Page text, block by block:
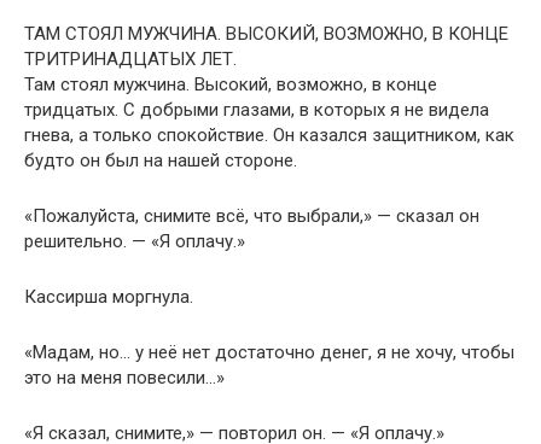
ТАМ СТОЯЛ МУЖЧИНА. ВЫСОКИЙ, ВОЗМОЖНО, В КОНЦЕ
ТРИТРИНАДЦАТЫХ ЛЕТ.
Там стоял мужчина. Высокий, возможно, в конце
тридцатых. С добрыми глазами, в которых я не видела
гнева, а только спокойствие. Он казался защитником, как
будто он был на нашей стороне.
«Пожалуйста, снимите всё, что выбрали,» — сказал он
решительно. — «Я оплачу.»
Кассирша моргнула.
«Мадам, но… у неё нет достаточно денег, я не хочу, чтобы
это на меня повесили…»
«Я сказал, снимите,» — повторил он. — «Я оплачу.»